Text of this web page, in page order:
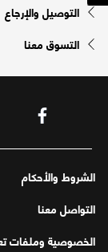
التوصيل والإرجاع
التسوق معنا
الشروط والأحكام
التواصل معنا
الخصوصية وملفات